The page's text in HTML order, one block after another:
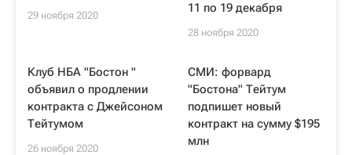
29 ноября 2020
11 по 19 декабря
28 ноября 2020
Клуб НБА "Бостон "
объявил о продлении
контракта с Джейсоном
Тейтумом
26 ноября 2020
СМИ: форвард
"Бостона" Тейтум
подпишет новый
контракт на сумму $195
млн